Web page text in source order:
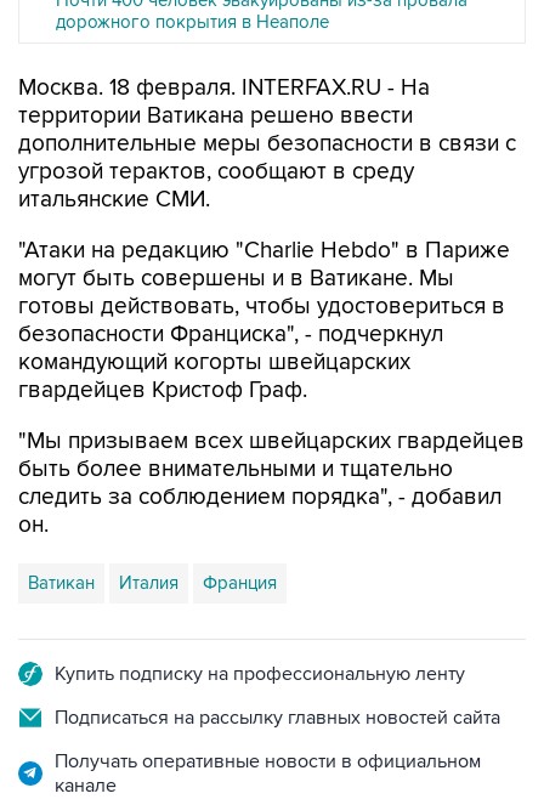
дорожного покрытия в Неаполе
Москва. 18 февраля. INTERFAX.RU - На
территории Ватикана решено ввести
дополнительные меры безопасности в связи с
угрозой терактов, сообщают в среду
итальянские СМИ.
"Атаки на редакцию "Charlie Hebdo" в Париже
могут быть совершены и в Ватикане. Мы
готовы действовать, чтобы удостовериться в
безопасности Франциска", - подчеркнул
командующий когорты швейцарских
гвардейцев Кристоф Граф.
"Мы призываем всех швейцарских гвардейцев
быть более внимательными и тщательно
следить за соблюдением порядка", - добавил
он.
Ватикан Италия Франция
Купить подписку на профессиональную ленту
Подписаться на рассылку главных новостей сайта
Получать оперативные новости в официальном
канале